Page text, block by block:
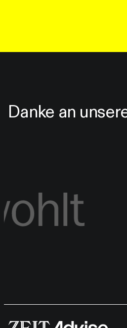
Danke an